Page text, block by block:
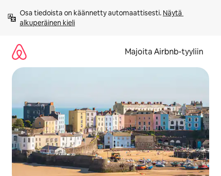
sisältö
väliin
Osa tiedoista on käännetty automaattisesti. Näytä
alkuperäinen kieli
Majoita Airbnb-tyyliin